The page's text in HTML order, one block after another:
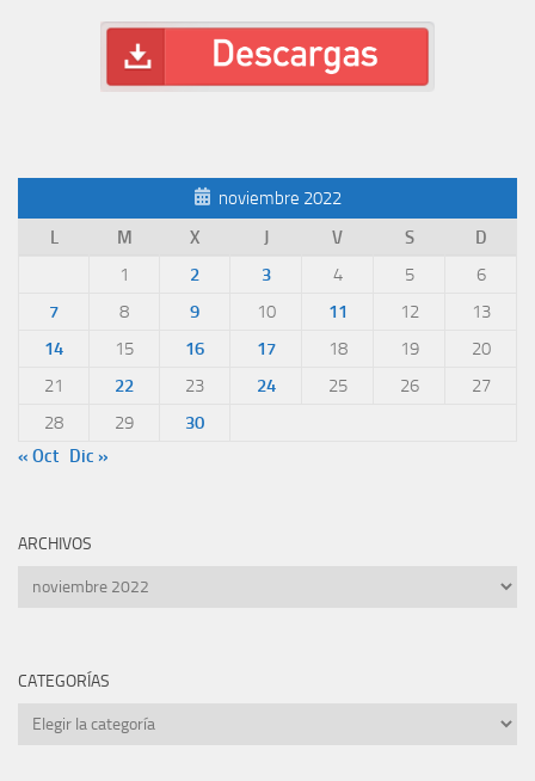
noviembre 2022
L
M X J V S
D
1
2 3 4 5
6
7
8 9 10 11 12
13
14
15 16 17 18 19
20
21
22 23 24 25 26
27
28
29
30
« Oct
Dic »
ARCHIVOS
Archivos
CATEGORÍAS
Categorías